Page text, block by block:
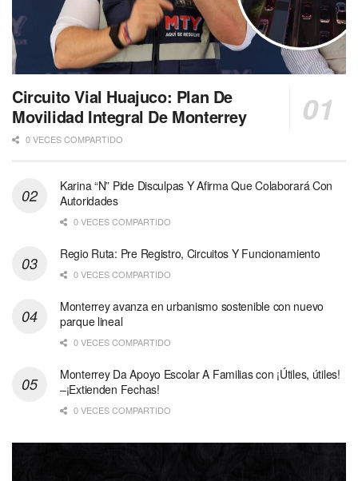
Circuito Vial Huajuco: Plan De
Movilidad Integral De Monterrey
0 VECES COMPARTIDO
Karina “N” Pide Disculpas Y Afirma Que Colaborará Con
Autoridades
0 VECES COMPARTIDO
Regio Ruta: Pre Registro, Circuitos Y Funcionamiento
0 VECES COMPARTIDO
Monterrey avanza en urbanismo sostenible con nuevo
parque lineal
0 VECES COMPARTIDO
Monterrey Da Apoyo Escolar A Familias con ¡Útiles, útiles!
–¡Extienden Fechas!
0 VECES COMPARTIDO